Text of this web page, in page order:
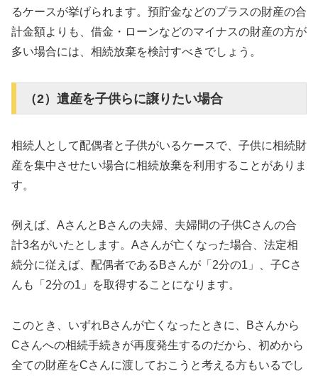
るケースが挙げられます。預貯金などのプラスの財産の合
計金額よりも、借金・ローンなどのマイナスの財産の方が
多い場合には、相続放棄を検討すべきでしょう。
（2）遺産を子供らに譲りたい場合
相続人として配偶者と子供がいるケースで、子供に相続財
産を集中させたい場合に相続放棄を利用することがありま
す。
例えば、AさんとBさんの夫婦、夫婦間の子供Cさんの合
計3名がいたとします。Aさんが亡くなった場合、法定相
続分に従えば、配偶者であるBさんが「2分の1」、子Cさ
んも「2分の1」を取得することになります。
このとき、いずれBさんが亡くなったときに、Bさんから
Cさんへの相続手続きが再度発生するのだから、初めから
全ての財産をCさんに渡しておこうと考える方もいるでし